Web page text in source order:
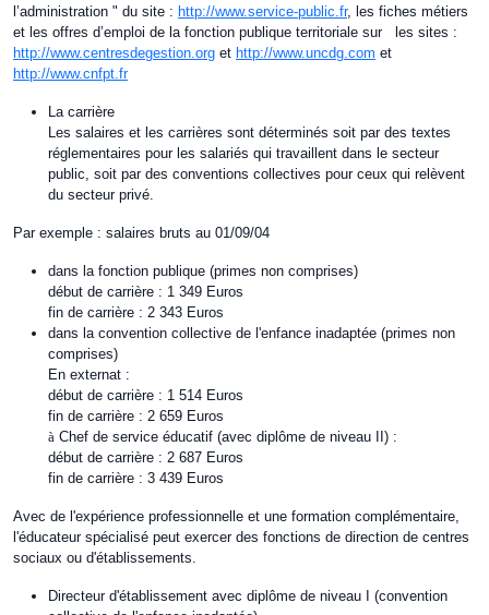
l’administration " du site : http://www.service-public.fr, les fiches métiers
et les offres d’emploi de la fonction publique territoriale sur les sites :
http://www.centresdegestion.org et http://www.uncdg.com et
http://www.cnfpt.fr
La carrière
Les salaires et les carrières sont déterminés soit par des textes
réglementaires pour les salariés qui travaillent dans le secteur
public, soit par des conventions collectives pour ceux qui relèvent
du secteur privé.
Par exemple : salaires bruts au 01/09/04
dans la fonction publique (primes non comprises)
début de carrière : 1 349 Euros
fin de carrière : 2 343 Euros
dans la convention collective de l'enfance inadaptée (primes non
comprises)
En externat :
début de carrière : 1 514 Euros
fin de carrière : 2 659 Euros
à Chef de service éducatif (avec diplôme de niveau II) :
début de carrière : 2 687 Euros
fin de carrière : 3 439 Euros
Avec de l'expérience professionnelle et une formation complémentaire,
l'éducateur spécialisé peut exercer des fonctions de direction de centres
sociaux ou d'établissements.
Directeur d'établissement avec diplôme de niveau I (convention